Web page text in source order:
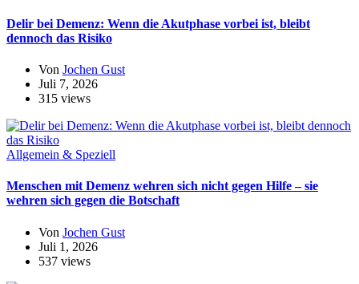
Delir bei Demenz: Wenn die Akutphase vorbei ist, bleibt
dennoch das Risiko
Von Jochen Gust
Juli 7, 2026
315 views
Allgemein & Speziell
Menschen mit Demenz wehren sich nicht gegen Hilfe – sie
wehren sich gegen die Botschaft
Von Jochen Gust
Juli 1, 2026
537 views